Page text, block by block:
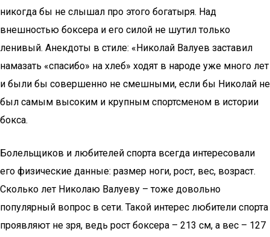
никогда бы не слышал про этого богатыря. Над
внешностью боксера и его силой не шутил только
ленивый. Анекдоты в стиле: «Николай Валуев заставил
намазать «спасибо» на хлеб» ходят в народе уже много лет
и были бы совершенно не смешными, если бы Николай не
был самым высоким и крупным спортсменом в истории
бокса.
Болельщиков и любителей спорта всегда интересовали
его физические данные: размер ноги, рост, вес, возраст.
Сколько лет Николаю Валуеву – тоже довольно
популярный вопрос в сети. Такой интерес любители спорта
проявляют не зря, ведь рост боксера – 213 см, а вес – 127